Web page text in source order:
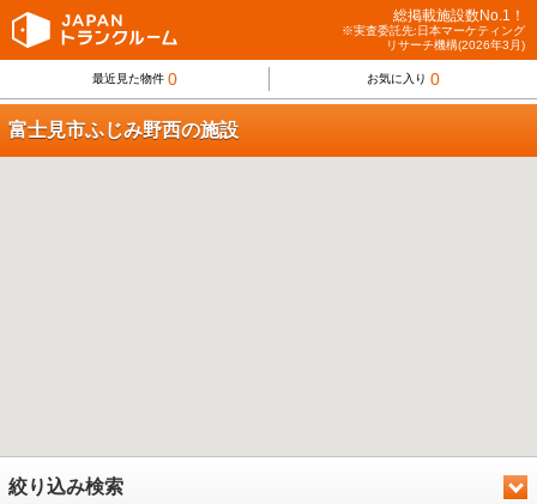
総掲載施設数No.1！
※実査委託先:日本マーケティング
リサーチ機構(2026年3月)
最近見た物件 0 お気に入り 0
富士見市ふじみ野西の施設
絞り込み検索